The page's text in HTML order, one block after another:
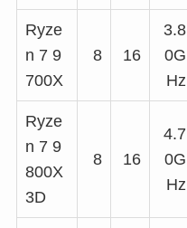
Ryze
n 7 9
700X
8 16
3.8
0G
Hz
Ryze
n 7 9
800X
3D
8 16
4.7
0G
Hz